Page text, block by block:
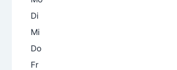
Di
Mi
Do
Fr